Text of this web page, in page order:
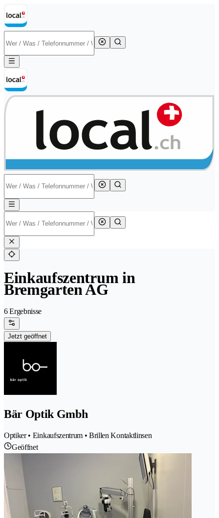
Einkaufszentrum in
Bremgarten AG
6 Ergebnisse
Jetzt geöffnet
Bär Optik Gmbh
Optiker • Einkaufszentrum • Brillen Kontaktlinsen
Geöffnet